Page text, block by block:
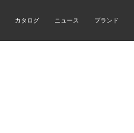
カタログ ニュース ブランド